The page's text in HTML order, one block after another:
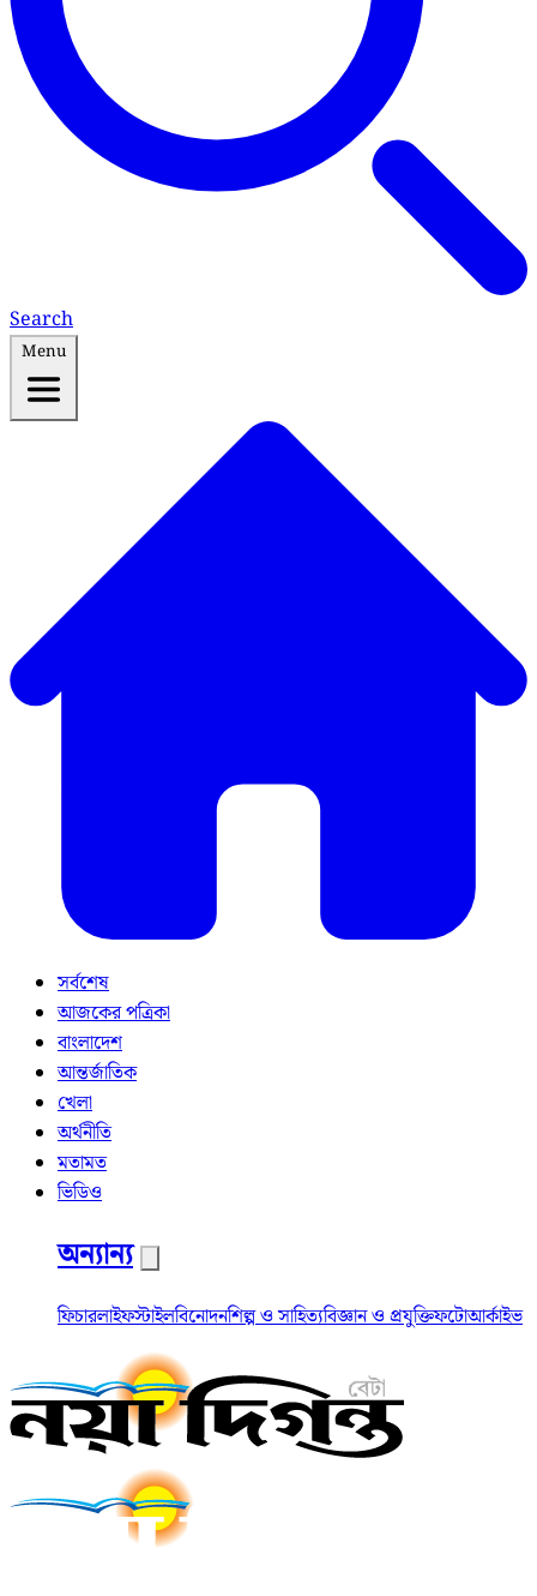
Search
Menu
সর্বশেষ
আজকের পত্রিকা
বাংলাদেশ
আন্তর্জাতিক
খেলা
অর্থনীতি
মতামত
ভিডিও
অন্যান্য
ফিচারলাইফস্টাইলবিনোদনশিল্প ও সাহিত্যবিজ্ঞান ও প্রযুক্তিফটোআর্কাইভ